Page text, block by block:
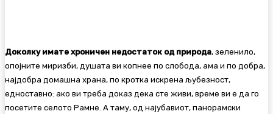
Доколку имате хроничен недостаток од природа, зеленило,
опојните миризби, душата ви копнее по слобода, ама и по добра,
најдобра домашна храна, по кротка искрена љубезност,
едноставно: ако ви треба доказ дека сте живи, време ви е да го
посетите селото Рамне. А таму, од најубавиот, панорамски